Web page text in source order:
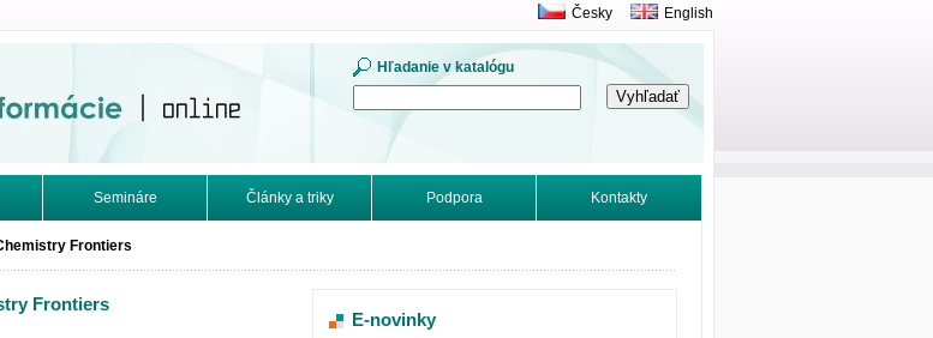
Hľadanie v katalógu
Česky English
Semináre Články a triky Podpora Kontakty
Frontiers
Frontiers
E-novinky